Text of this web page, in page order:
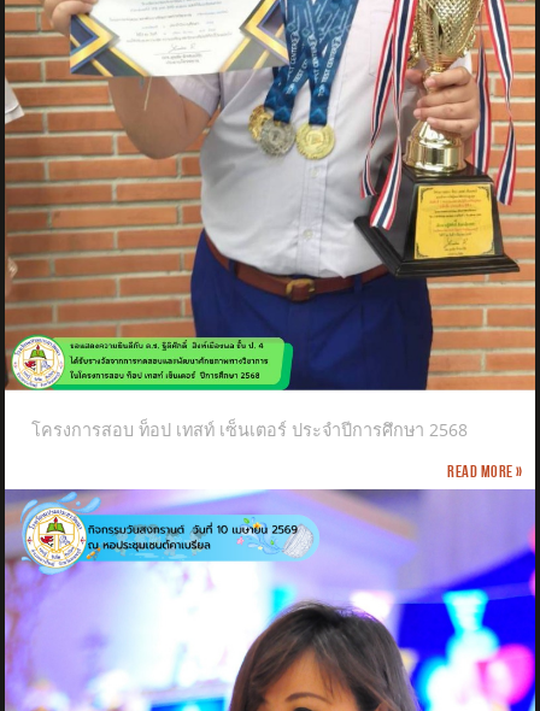
โครงการสอบ ท็อป เทสท์ เซ็นเตอร์ ประจำปีการศึกษา 2568
Read more »